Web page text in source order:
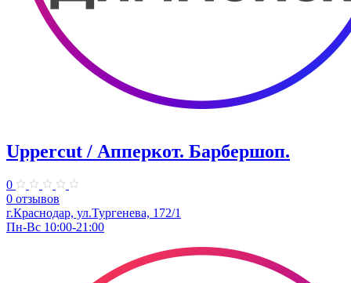
Uppercut / Апперкот. ​Барбершоп.
0
0 отзывов
г.Краснодар, ул.Тургенева, 172/1
Пн-Вс 10:00-21:00